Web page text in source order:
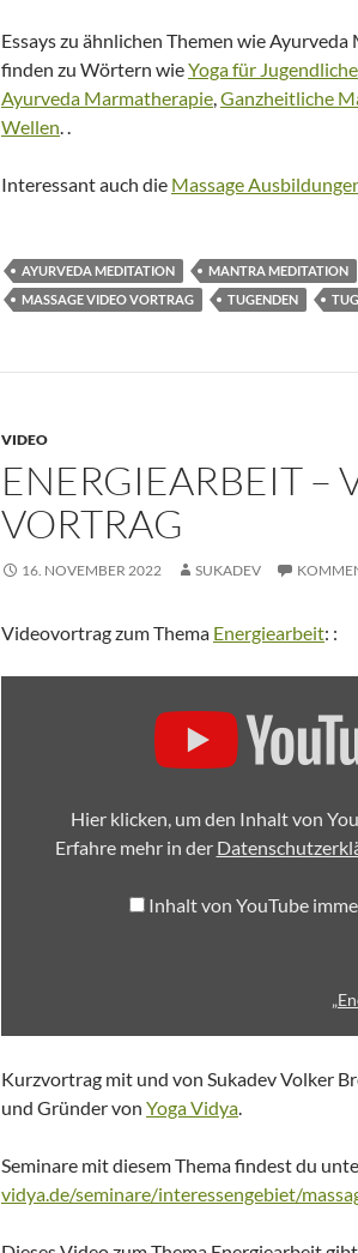
Essays zu ähnlichen Themen wie
finden zu Wörtern wieYoga für Jugendliche
Ayurveda Marmatherapie,Ganzheitliche
Wellen. .
Interessant auch die Massage
AYURVEDA MEDITATION MANTRA MEDITATION
MASSAGE VIDEO VORTRAG
TUGENDEN
VIDEO
ENERGIEARBEIT –
VORTRAG
16. NOVEMBER 2022 SUKADEV
Videovortrag zum Thema Energiearbeit: :
Hier klicken, um den Inhalt von
Erfahre mehr in der
Inhalt von YouTube
Kurzvortrag mit und von Sukadev Volker
und Gründer von Yoga Vidya.
Seminare mit diesem Thema findest du
vidya.de/seminare/interessengebiet/